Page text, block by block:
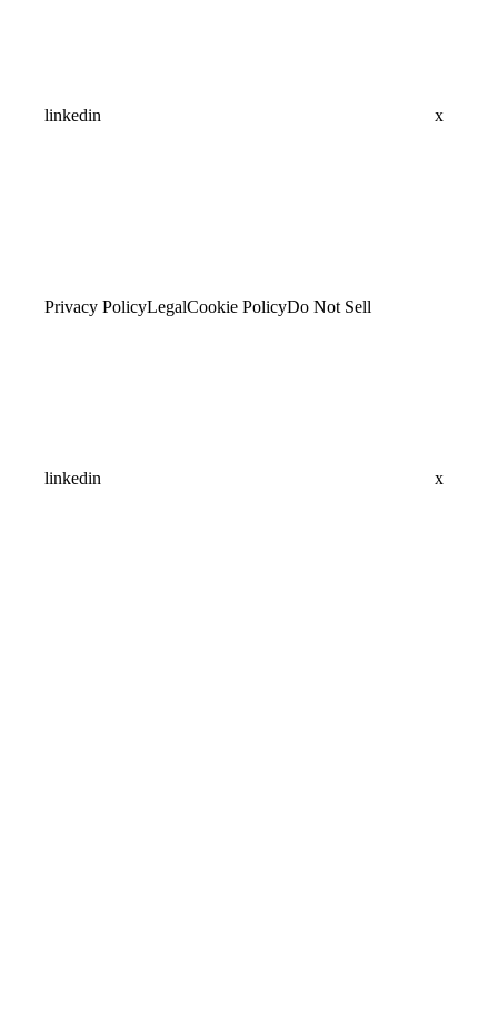
linkedin x
Privacy PolicyLegalCookie PolicyDo Not Sell
linkedin x